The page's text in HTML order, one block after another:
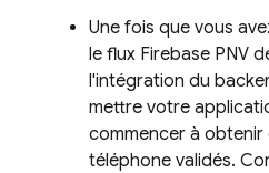
Une fois que vous
le flux Firebase PNV
l'intégration du
mettre votre
commencer à obtenir
téléphone validés.